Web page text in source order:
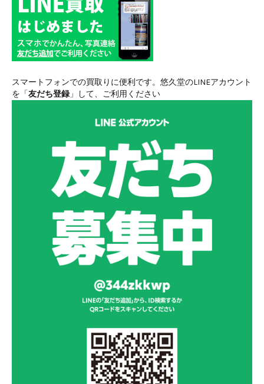
スマートフォンでの買取りに便利です。悠久堂のLINEアカウント
を「友だち登録 」して、ご利用ください